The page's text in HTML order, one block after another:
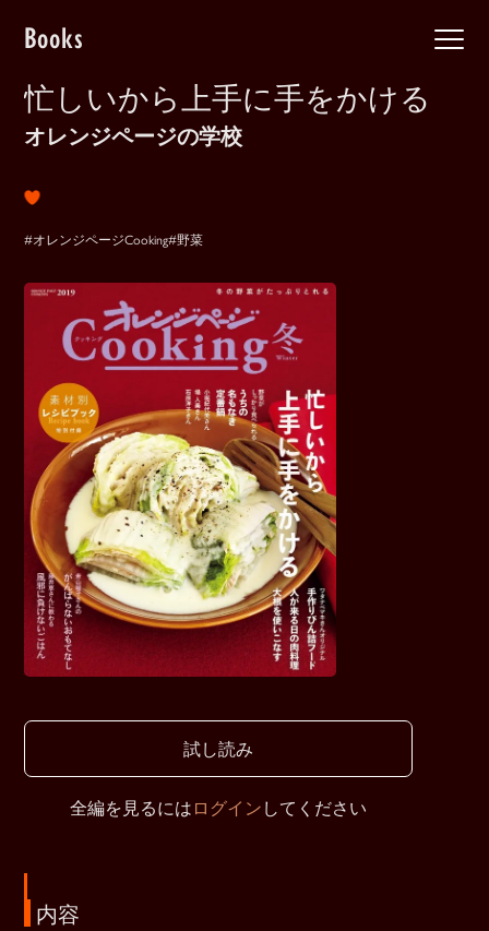
Books
忙しいから上手に手をかける
オレンジページの学校
#オレンジページCooking#野菜
試し読み
全編を見るにはログインしてください
内容